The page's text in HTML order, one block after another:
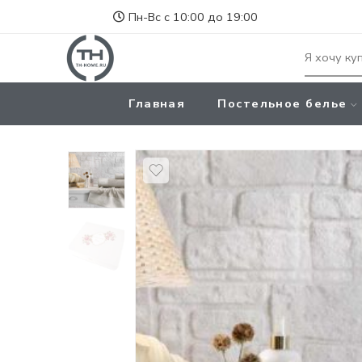
Пн-Вс с 10:00 до 19:00
Главная Постельное белье